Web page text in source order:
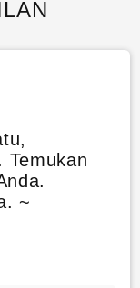
Temukan
~